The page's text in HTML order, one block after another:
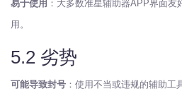
易于使用 ：大多数准星辅助器APP界面
用。
5.2 劣势
可能导致封号 ：使用不当或违规的辅助